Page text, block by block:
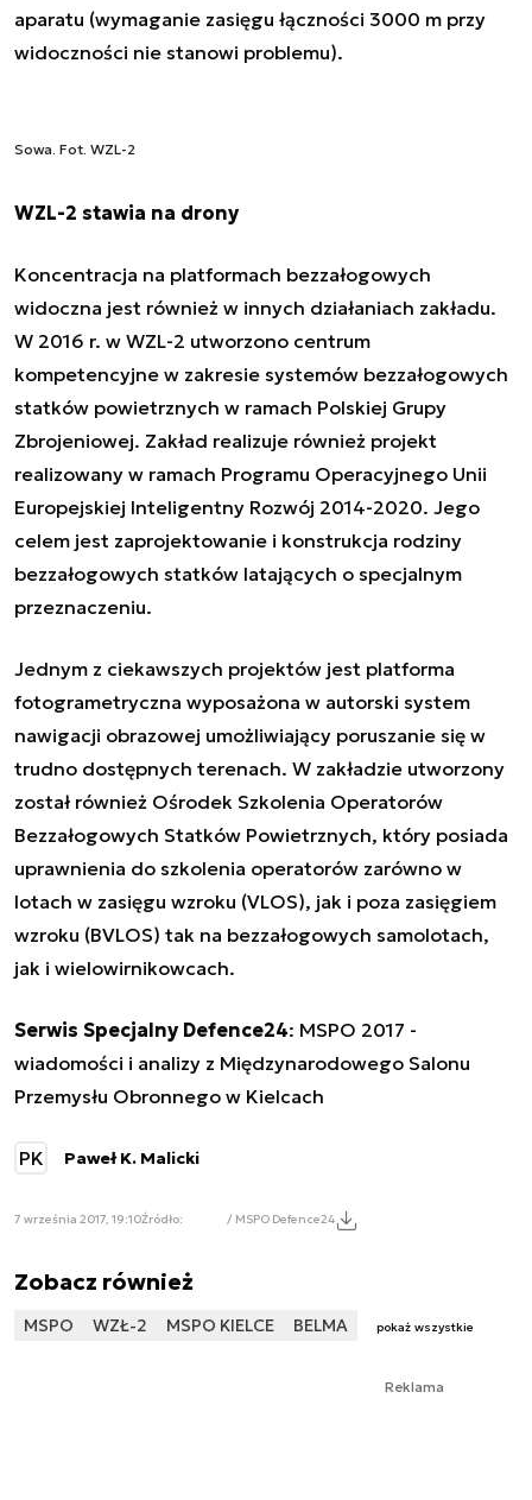
aparatu (wymaganie zasięgu łączności 3000 m przy
widoczności nie stanowi problemu).
Sowa. Fot. WZL-2
WZL-2 stawia na drony
Koncentracja na platformach bezzałogowych
widoczna jest również w innych działaniach zakładu.
W 2016 r. w WZL-2 utworzono centrum
kompetencyjne w zakresie systemów bezzałogowych
statków powietrznych w ramach Polskiej Grupy
Zbrojeniowej. Zakład realizuje również projekt
realizowany w ramach Programu Operacyjnego Unii
Europejskiej Inteligentny Rozwój 2014-2020. Jego
celem jest zaprojektowanie i konstrukcja rodziny
bezzałogowych statków latających o specjalnym
przeznaczeniu.
Jednym z ciekawszych projektów jest platforma
fotogrametryczna wyposażona w autorski system
nawigacji obrazowej umożliwiający poruszanie się w
trudno dostępnych terenach. W zakładzie utworzony
został również Ośrodek Szkolenia Operatorów
Bezzałogowych Statków Powietrznych, który posiada
uprawnienia do szkolenia operatorów zarówno w
lotach w zasięgu wzroku (VLOS), jak i poza zasięgiem
wzroku (BVLOS) tak na bezzałogowych samolotach,
jak i wielowirnikowcach.
Serwis Specjalny Defence24: MSPO 2017 -
wiadomości i analizy z Międzynarodowego Salonu
Przemysłu Obronnego w Kielcach
PK Paweł K. Malicki
7 września 2017, 19:10Źródło: / MSPO Defence24
Zobacz również
MSPO WZŁ-2 MSPO KIELCE BELMA pokaż wszystkie
Reklama